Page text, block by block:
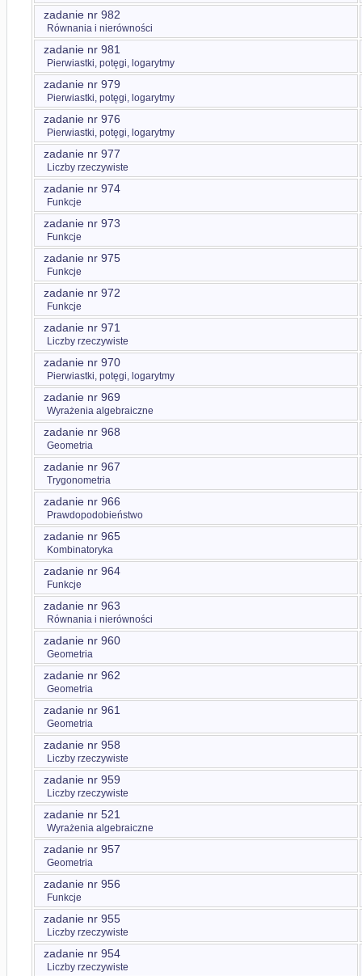
zadanie nr 982
Równania i nierówności
zadanie nr 981
Pierwiastki, potęgi, logarytmy
zadanie nr 979
Pierwiastki, potęgi, logarytmy
zadanie nr 976
Pierwiastki, potęgi, logarytmy
zadanie nr 977
Liczby rzeczywiste
zadanie nr 974
Funkcje
zadanie nr 973
Funkcje
zadanie nr 975
Funkcje
zadanie nr 972
Funkcje
zadanie nr 971
Liczby rzeczywiste
zadanie nr 970
Pierwiastki, potęgi, logarytmy
zadanie nr 969
Wyrażenia algebraiczne
zadanie nr 968
Geometria
zadanie nr 967
Trygonometria
zadanie nr 966
Prawdopodobieństwo
zadanie nr 965
Kombinatoryka
zadanie nr 964
Funkcje
zadanie nr 963
Równania i nierówności
zadanie nr 960
Geometria
zadanie nr 962
Geometria
zadanie nr 961
Geometria
zadanie nr 958
Liczby rzeczywiste
zadanie nr 959
Liczby rzeczywiste
zadanie nr 521
Wyrażenia algebraiczne
zadanie nr 957
Geometria
zadanie nr 956
Funkcje
zadanie nr 955
Liczby rzeczywiste
zadanie nr 954
Liczby rzeczywiste